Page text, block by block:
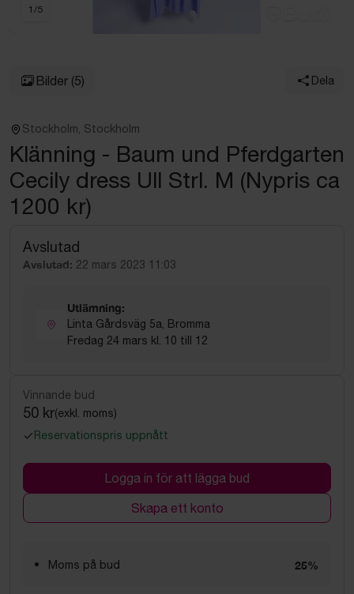
1 /5
Bilder (5) Dela
Stockholm, Stockholm
Klänning - Baum und Pferdgarten
Cecily dress Ull Strl. M (Nypris ca
1200 kr)
Avslutad
Avslutad: 22 mars 2023 11:03
Utlämning:
Linta Gårdsväg 5a, Bromma
Fredag 24 mars kl. 10 till 12
Vinnande bud
50 kr(exkl. moms)
Reservationspris uppnått
Logga in för att lägga bud
Skapa ett konto
Moms på bud 25%